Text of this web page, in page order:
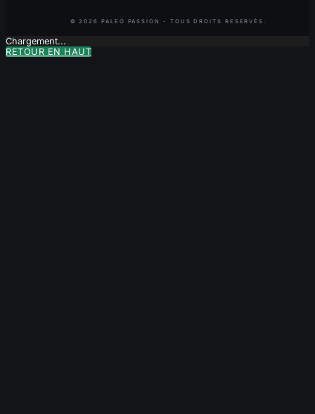
Chargement...
RETOUR EN HAUT